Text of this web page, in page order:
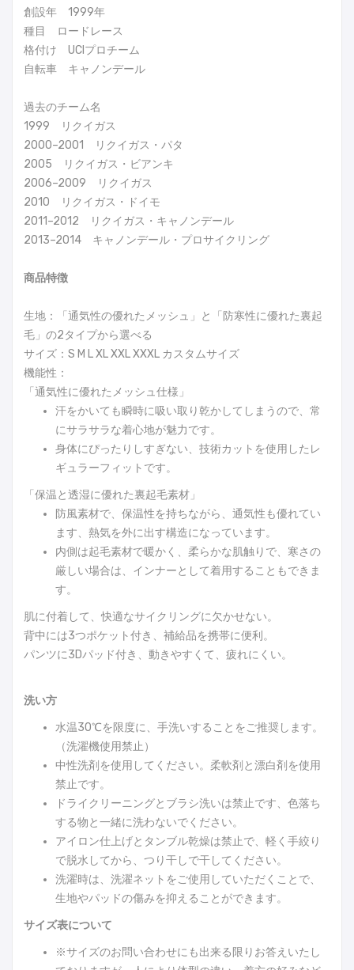
創設年 1999年
種目 ロードレース
格付け UCIプロチーム
自転車 キャノンデール
過去のチーム名
1999 リクイガス
2000–2001 リクイガス・パタ
2005 リクイガス・ビアンキ
2006–2009 リクイガス
2010 リクイガス・ドイモ
2011–2012 リクイガス・キャノンデール
2013–2014 キャノンデール・プロサイクリング
商品特徴
生地：「通気性の優れたメッシュ」と「防寒性に優れた裏起
毛」の2タイプから選べる
サイズ：S M L XL XXL XXXL カスタムサイズ
機能性：
「通気性に優れたメッシュ仕様」
汗をかいても瞬時に吸い取り乾かしてしまうので、常
にサラサラな着心地が魅力です。
身体にぴったりしすぎない、技術カットを使用したレ
ギュラーフィットです。
「保温と透湿に優れた裏起毛素材」
防風素材で、保温性を持ちながら、通気性も優れてい
ます、熱気を外に出す構造になっています。
内側は起毛素材で暖かく、柔らかな肌触りで、寒さの
厳しい場合は、インナーとして着用することもできま
す。
肌に付着して、快適なサイクリングに欠かせない。
背中には3つポケット付き、補給品を携帯に便利。
パンツに3Dパッド付き、動きやすくて、疲れにくい。
洗い方
水温30℃を限度に、手洗いすることをご推奨します。
（洗濯機使用禁止）
中性洗剤を使用してください。柔軟剤と漂白剤を使用
禁止です。
ドライクリーニングとブラシ洗いは禁止です、色落ち
する物と一緒に洗わないでください。
アイロン仕上げとタンブル乾燥は禁止で、軽く手絞り
で脱水してから、つり干しで干してください。
洗濯時は、洗濯ネットをご使用していただくことで、
生地やパッドの傷みを抑えることができます。
サイズ表について
※サイズのお問い合わせにも出来る限りお答えいたし